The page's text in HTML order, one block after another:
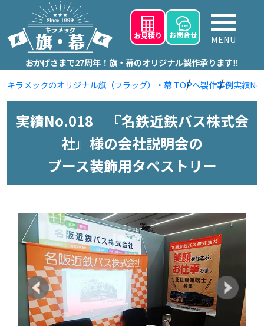
お見積り お問合せ
MENU
おかげさまで27周年！旗・幕のオリジナル製作承ります‼
キラメックのオリジナル旗（フラッグ）・幕 TOPへ製作事例実績
実績No.018 『名鉄近鉄バス株式会
社』様の会社説明会の
ブース装飾用タペストリー